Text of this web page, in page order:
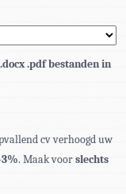
.pdf bestanden in
cv verhoogd uw
. Maak voorslechts